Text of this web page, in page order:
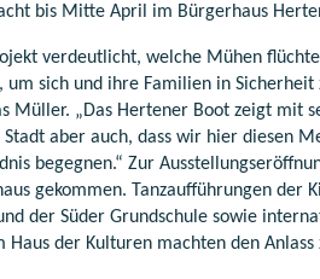
bis Mitte April im Bürgerhaus
verdeutlicht, welche Mühen
um sich und ihre Familien in
Müller. „Das Hertener Boot zeigt mit
Stadt aber auch, dass wir hier diesen
begegnen.“ Zur
gekommen. Tanzaufführungen der
der Süder Grundschule sowie
Haus der Kulturen machten den Anlass